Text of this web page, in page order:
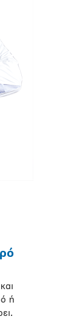
και
ή